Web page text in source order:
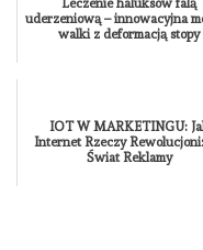
Leczenie haluksów falą
uderzeniową – innowacyjna
walki z deformacją stopy
IOT W MARKETINGU:
Internet Rzeczy
Świat Reklamy